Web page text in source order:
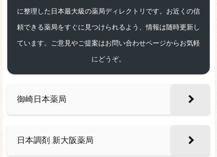
に整理した日本最大級の薬局ディレクトリです。お近くの信
頼できる薬局をすぐに見つけられるよう、情報は随時更新し
ています。ご意見やご提案はお問い合わせページからお気軽
にどうぞ。
御崎日本薬局
日本調剤 新大阪薬局